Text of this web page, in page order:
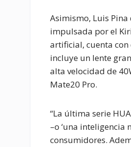
Asimismo, Luis
impulsada por el
artificial, cuenta
incluye un lente
alta velocidad de
Mate20 Pro.
“La última serie
–o ‘una inteligencia
consumidores.